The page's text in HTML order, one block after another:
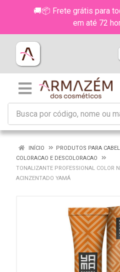
🚚📦 Frete grátis para
em até 72
INÍCIO
PRODUTOS PARA
COLORACAO E DESCOLORACAO
TONALIZANTE PROFESSIONAL COLOR
ACINZENTADO YAMÁ